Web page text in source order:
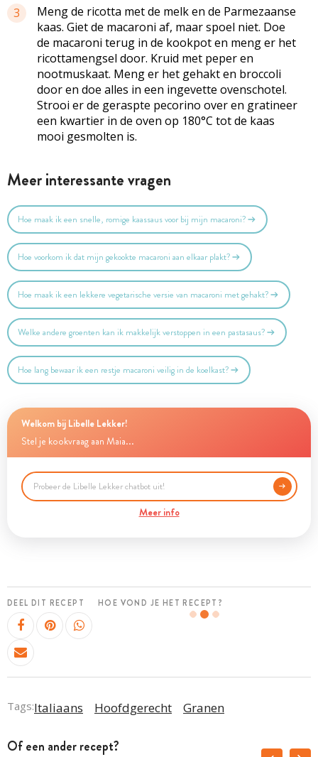
3
Meng de ricotta met de melk en de Parmezaanse
kaas. Giet de macaroni af, maar spoel niet. Doe
de macaroni terug in de kookpot en meng er het
ricottamengsel door. Kruid met peper en
nootmuskaat. Meng er het gehakt en broccoli
door en doe alles in een ingevette ovenschotel.
Strooi er de geraspte pecorino over en gratineer
een kwartier in de oven op 180°C tot de kaas
mooi gesmolten is.
Meer interessante vragen
Hoe maak ik een snelle, romige kaassaus voor bij mijn macaroni?
Hoe voorkom ik dat mijn gekookte macaroni aan elkaar plakt?
Hoe maak ik een lekkere vegetarische versie van macaroni met gehakt?
Welke andere groenten kan ik makkelijk verstoppen in een pastasaus?
Hoe lang bewaar ik een restje macaroni veilig in de koelkast?
Welkom bij Libelle Lekker!
Stel je kookvraag aan Maia...
Meer info
DEEL DIT RECEPT HOE VOND JE HET RECEPT?
Tags:Italiaans Hoofdgerecht Granen
Of een ander recept?